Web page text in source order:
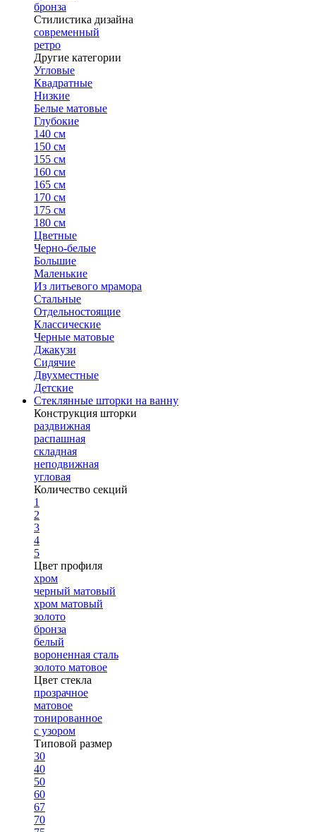
бронза
Стилистика дизайна
современный
ретро
Другие категории
Угловые
Квадратные
Низкие
Белые матовые
Глубокие
140 см
150 см
155 см
160 см
165 см
170 см
175 см
180 см
Цветные
Черно-белые
Большие
Маленькие
Из литьевого мрамора
Стальные
Отдельностоящие
Классические
Черные матовые
Джакузи
Сидячие
Двухместные
Детские
Стеклянные шторки на ванну
Конструкция шторки
раздвижная
распашная
складная
неподвижная
угловая
Количество секций
1
2
3
4
5
Цвет профиля
хром
черный матовый
хром матовый
золото
бронза
белый
вороненная сталь
золото матовое
Цвет стекла
прозрачное
матовое
тонированное
с узором
Типовой размер
30
40
50
60
67
70